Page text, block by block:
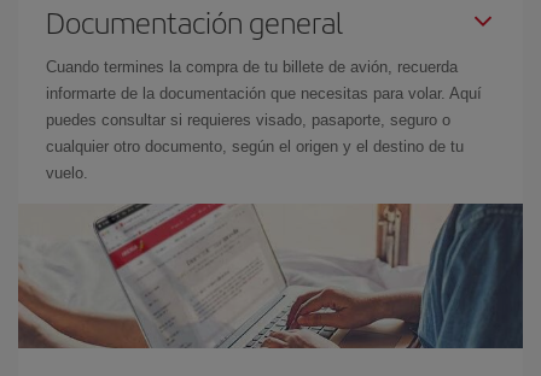
Documentación general
Cuando termines la compra de tu billete de avión, recuerda
informarte de la documentación que necesitas para volar. Aquí
puedes consultar si requieres visado, pasaporte, seguro o
cualquier otro documento, según el origen y el destino de tu
vuelo.